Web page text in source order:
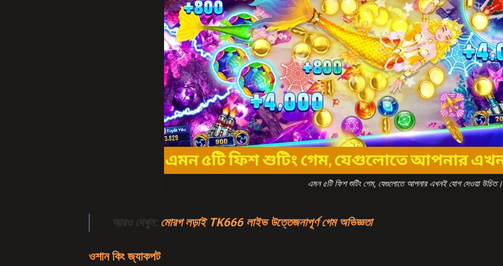
এমন ৫টি ফিশ শুটিং গেম, যেগুলোতে আপনার এখনই যোগ দেওয়া উচিত।
আরও দেখুন: মোরগ লড়াই TK666 লাইভ উত্তেজনাপূর্ণ গেম অভিজ্ঞতা
ওশান কিং জ্যাকপট